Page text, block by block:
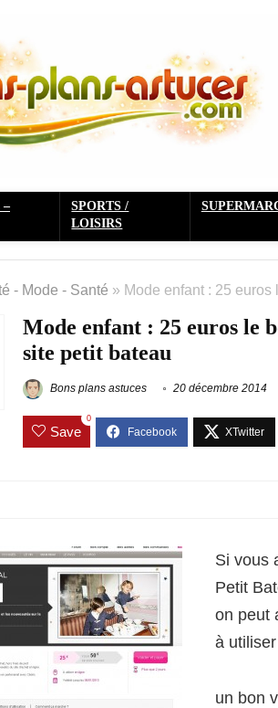
–
SPORTS /
LOISIRS
- Mode - Santé » Mode enfant : 25 euros
Mode enfant : 25 euros le
site petit bateau
Bons plans astuces 20 décembre 2014
Save
0
Si vous
Petit
on peut
à
un bon